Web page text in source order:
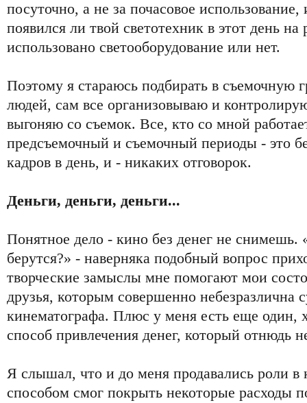
посуточно, а не за почасовое
появился ли твой светотехник в этот день
использовано светооборудование или нет.
Поэтому я стараюсь подбирать в съемочную
людей, сам все организовываю и
выгоняю со съемок. Все, кто со мной
предсъемочный и съемочный периоды - это
кадров в день, и - никаких отговорок.
Деньги, деньги, деньги...
Понятное дело - кино без денег не снимешь.
берутся?» - наверняка подобный вопрос
творческие замыслы мне помогают мои
друзья, которым совершенно небезразлична
кинематографа. Плюс у меня есть еще один,
способ привлечения денег, который отнюдь
Я слышал, что и до меня продавались роли в
способом смог покрыть некоторые расходы